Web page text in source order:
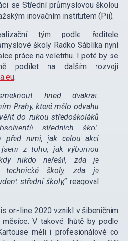
se Střední průmyslovou školou
inovačním institutem (Pii).
tým podle ředitele
školy Radko Sáblíka nyní
práce na veletrhu. I poté by se
podílet na dalším rozvoji
.
hned dvakrát.
Prahy, které mělo odvahu
do rukou středoškoláků
středních škol.
před nimi, jak celou akci
jsem z toho, jak výbornou
nikdo neřešil, zda je
školy, zda je
střední školy,“reagoval
on-line 2020 vznikl v šibeničním
V takové lhůtě by podle
měli i profesionálové co